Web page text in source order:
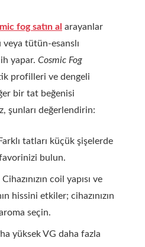
fog satın al arayanlar
veya tütün-esanslı
yapar. Cosmic Fog
profilleri ve dengeli
bir tat beğenisi
şunları değerlendirin:
tatları küçük şişelerde
bulun.
Cihazınızın coil yapısı ve
hissini etkiler; cihazınızın
seçin.
yüksek VG daha fazla